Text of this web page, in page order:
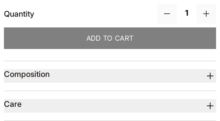
Quantity
ADD TO CART
Composition
Care